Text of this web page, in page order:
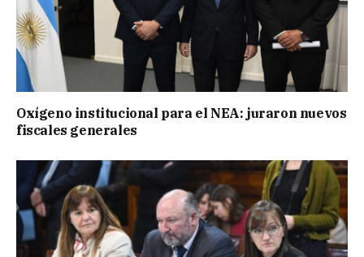
Oxígeno institucional para el NEA: juraron nuevos
fiscales generales